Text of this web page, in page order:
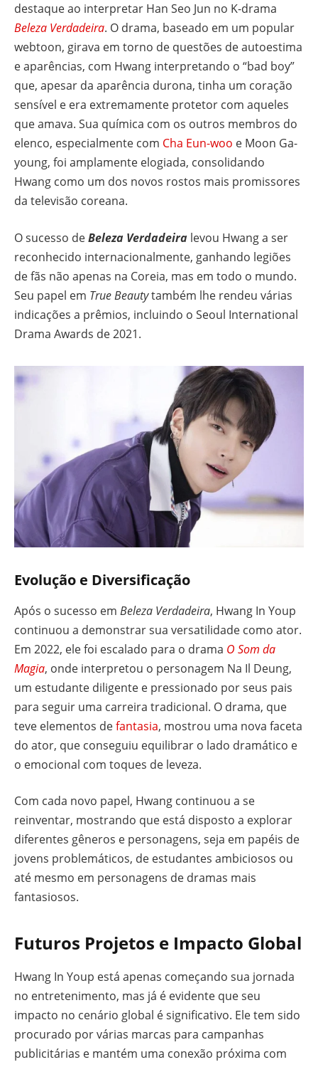
destaque ao interpretar Han Seo Jun no K-drama
Beleza Verdadeira. O drama, baseado em um popular
webtoon, girava em torno de questões de autoestima
e aparências, com Hwang interpretando o “bad boy”
que, apesar da aparência durona, tinha um coração
sensível e era extremamente protetor com aqueles
que amava. Sua química com os outros membros do
elenco, especialmente com Cha Eun-woo e Moon Ga-
young, foi amplamente elogiada, consolidando
Hwang como um dos novos rostos mais promissores
da televisão coreana.
O sucesso deBeleza Verdadeira levou Hwang a ser
reconhecido internacionalmente, ganhando legiões
de fãs não apenas na Coreia, mas em todo o mundo.
Seu papel em True Beautytambém lhe rendeu várias
indicações a prêmios, incluindo o Seoul International
Drama Awards de 2021.
Evolução e Diversificação
Após o sucesso em Beleza Verdadeira, Hwang In Youp
continuou a demonstrar sua versatilidade como ator.
Em 2022, ele foi escalado para o drama O Som da
Magia, onde interpretou o personagem Na Il Deung,
um estudante diligente e pressionado por seus pais
para seguir uma carreira tradicional. O drama, que
teve elementos defantasia, mostrou uma nova faceta
do ator, que conseguiu equilibrar o lado dramático e
o emocional com toques de leveza.
Com cada novo papel, Hwang continuou a se
reinventar, mostrando que está disposto a explorar
diferentes gêneros e personagens, seja em papéis de
jovens problemáticos, de estudantes ambiciosos ou
até mesmo em personagens de dramas mais
fantasiosos.
Futuros Projetos e Impacto Global
Hwang In Youp está apenas começando sua jornada
no entretenimento, mas já é evidente que seu
impacto no cenário global é significativo. Ele tem sido
procurado por várias marcas para campanhas
publicitárias e mantém uma conexão próxima com